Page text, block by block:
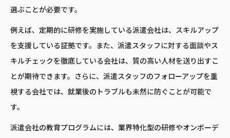
選ぶことが必要です。
例えば、定期的に研修を実施している派遣会社は、スキルアップ
を支援している証拠です。また、派遣スタッフに対する面談やス
キルチェックを徹底している会社は、質の高い人材を送り出すこ
とが期待できます。さらに、派遣スタッフのフォローアップを重
視する会社では、就業後のトラブルも未然に防ぐことが可能で
す。
派遣会社の教育プログラムには、業界特化型の研修やオンボーデ